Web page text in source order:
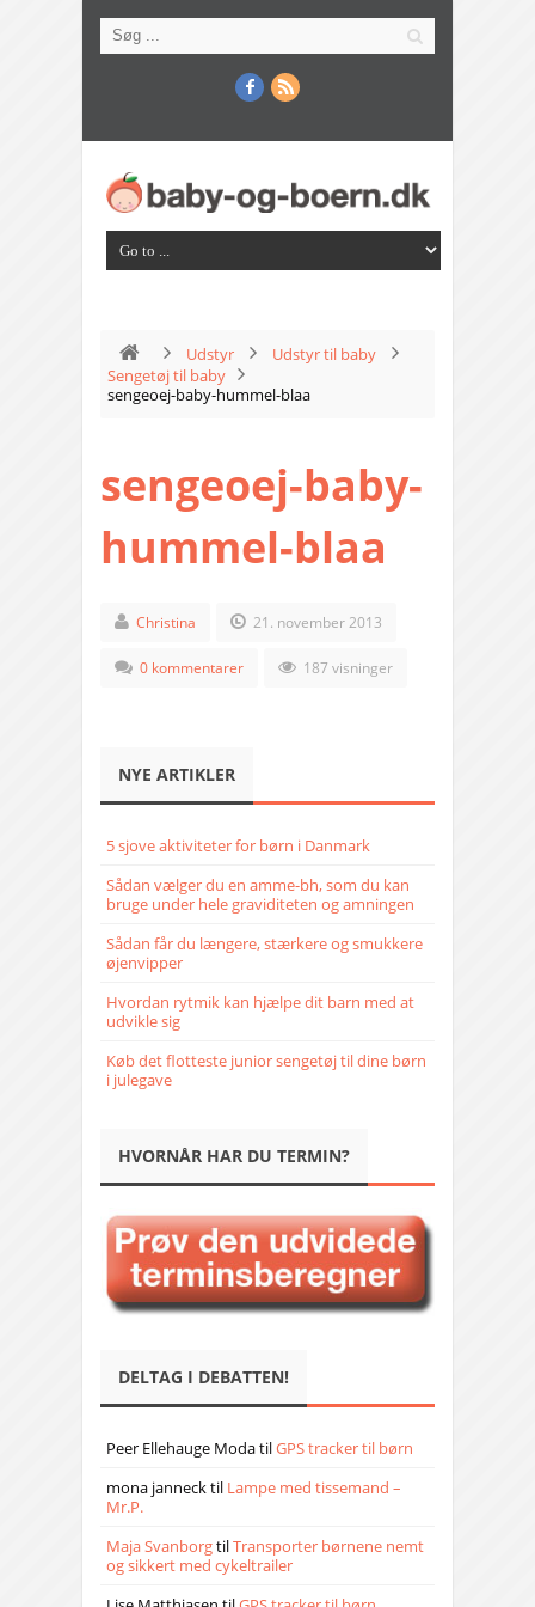
Udstyr
Udstyr til baby
Sengetøj til baby
sengeoej-baby-hummel-blaa
sengeoej-baby-
hummel-blaa
Christina 21. november 2013
0 kommentarer 187 visninger
NYE ARTIKLER
5 sjove aktiviteter for børn i Danmark
Sådan vælger du en amme-bh, som du kan
bruge under hele graviditeten og amningen
Sådan får du længere, stærkere og smukkere
øjenvipper
Hvordan rytmik kan hjælpe dit barn med at
udvikle sig
Køb det flotteste junior sengetøj til dine børn
i julegave
HVORNÅR HAR DU TERMIN?
DELTAG I DEBATTEN!
Peer Ellehauge ModatilGPS tracker til børn
mona jannecktil Lampe med tissemand –
Mr.P.
Maja SvanborgtilTransporter børnene nemt
og sikkert med cykeltrailer